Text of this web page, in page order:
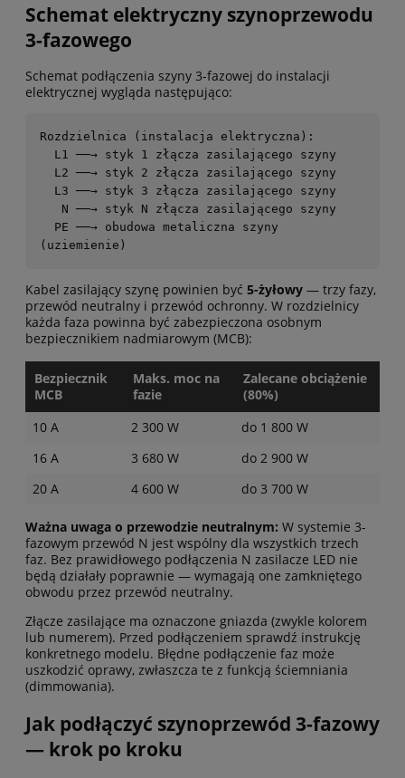
Schemat elektryczny szynoprzewodu
3-fazowego
Schemat podłączenia szyny 3-fazowej do instalacji
elektrycznej wygląda następująco:
Rozdzielnica (instalacja elektryczna):
(uziemienie)
Kabel zasilający szynę powinien być 5-żyłowy — trzy fazy,
przewód neutralny i przewód ochronny. W rozdzielnicy
każda faza powinna być zabezpieczona osobnym
bezpiecznikiem nadmiarowym (MCB):
Bezpiecznik
MCB
Maks. moc na
fazie
Zalecane obciążenie
(80%)
10 A
2 300 W
do 1 800 W
16 A
3 680 W
do 2 900 W
20 A
4 600 W do 3 700 W
Ważna uwaga o przewodzie neutralnym: W systemie 3-
fazowym przewód N jest wspólny dla wszystkich trzech
faz. Bez prawidłowego podłączenia N zasilacze LED nie
będą działały poprawnie — wymagają one zamkniętego
obwodu przez przewód neutralny.
Złącze zasilające ma oznaczone gniazda (zwykle kolorem
lub numerem). Przed podłączeniem sprawdź instrukcję
konkretnego modelu. Błędne podłączenie faz może
uszkodzić oprawy, zwłaszcza te z funkcją ściemniania
(dimmowania).
Jak podłączyć szynoprzewód 3-fazowy
— krok po kroku